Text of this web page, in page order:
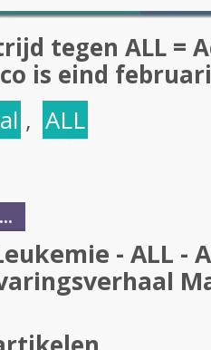
tegen ALL =
is eind
, ALL
- ALL -